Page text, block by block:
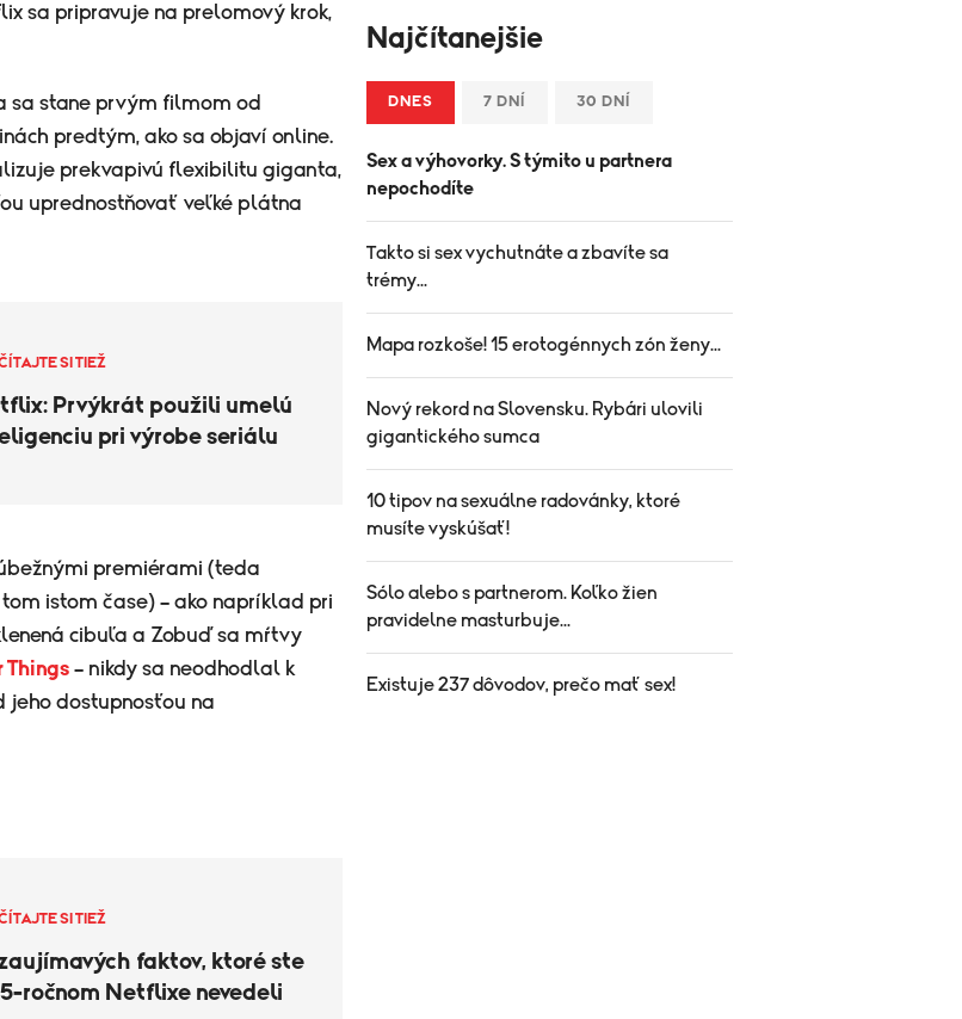
sa pripravuje na prelomový krok,
sa stane prvým filmom od
predtým, ako sa objaví online.
prekvapivú flexibilitu giganta,
uprednostňovať veľké plátna
SI TIEŽ
Prvýkrát použili umelú
pri výrobe seriálu
premiérami (teda
istom čase) – ako napríklad pri
cibuľa a Zobuď sa mŕtvy
Things – nikdy sa neodhodlal k
jeho dostupnosťou na
SI TIEŽ
faktov, ktoré ste
ročnom Netflixe nevedeli
Najčítanejšie
DNES 7 DNÍ 30 DNÍ
Sex a výhovorky. S týmito u partnera
nepochodíte
Takto si sex vychutnáte a zbavíte sa
trémy...
Mapa rozkoše! 15 erotogénnych zón ženy...
Nový rekord na Slovensku. Rybári ulovili
gigantického sumca
10 tipov na sexuálne radovánky, ktoré
musíte vyskúšať!
Sólo alebo s partnerom. Koľko žien
pravidelne masturbuje...
Existuje 237 dôvodov, prečo mať sex!